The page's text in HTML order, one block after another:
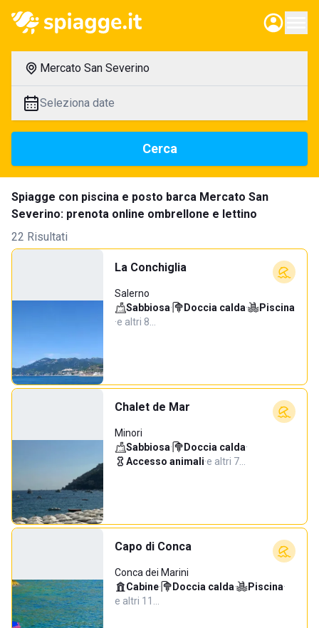
Mercato San Severino
Seleziona date
Cerca
Spiagge con piscina e posto barca Mercato San
Severino: prenota online ombrellone e lettino
22 Risultati
La Conchiglia
Salerno
Sabbiosa· Doccia calda·
Piscina
·e altri 8…
Chalet de Mar
Minori
Sabbiosa· Doccia calda·
Accesso animali·e altri 7…
Capo di Conca
Conca dei Marini
Cabine· Doccia calda· Piscina·
e altri 11…